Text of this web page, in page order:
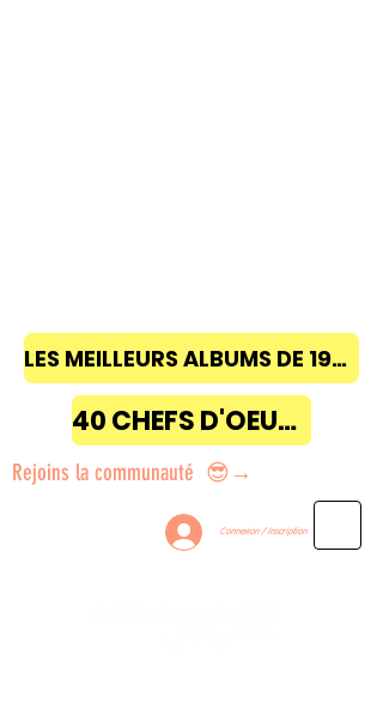
LES MEILLEURS ALBUMS DE 1968 à 2018
40 CHEFS D'OEUVRE
Rejoins la communauté 😎→
Connexion / Inscription